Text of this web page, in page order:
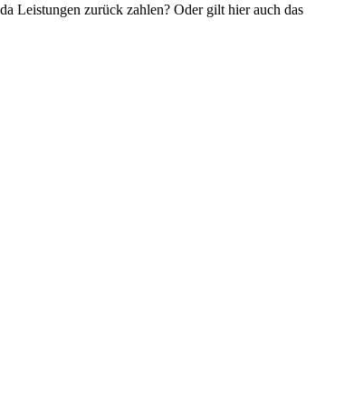
Leistungen zurück zahlen? Oder gilt hier auch das